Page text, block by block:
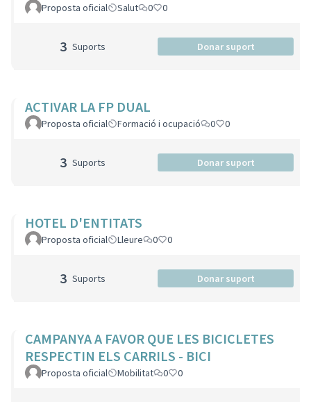
Proposta oficial Salut 0 0
3 Suports Donar suport
ACTIVAR LA FP DUAL
Proposta oficial Formació i ocupació 0 0
3 Suports Donar suport
HOTEL D'ENTITATS
Proposta oficial Lleure 0 0
3 Suports Donar suport
CAMPANYA A FAVOR QUE LES BICICLETES
RESPECTIN ELS CARRILS - BICI
Proposta oficial Mobilitat 0 0